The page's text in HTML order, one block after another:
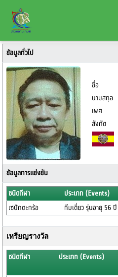
ข้อมูลทั่วไป
ชื่อ
นามสกุล
เพศ
สังกัด
ข้อมูลการแข่งขัน
ชนิดกีฬา
ประเภท (Events)
เซปักตะกร้อ
ทีมเดี่ยว รุ่นอายุ 56
เหรียญรางวัล
ชนิดกีฬา ประเภท (Events)